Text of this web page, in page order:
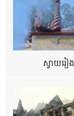
ស្វាយរៀង